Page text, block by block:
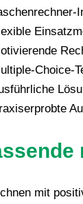
Choice-
mit